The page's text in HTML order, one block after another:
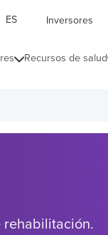
Inversores
Recursos de salud
rehabilitación.